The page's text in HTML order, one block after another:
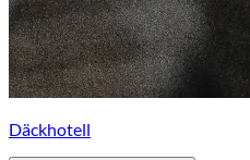
Däckhotell